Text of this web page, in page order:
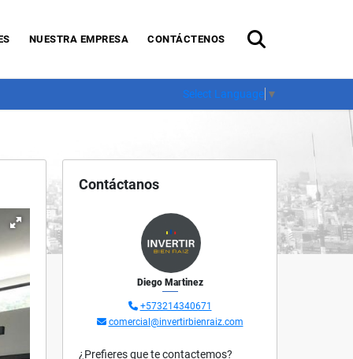
NUESTRA EMPRESA CONTÁCTENOS
Select Language ▼
Contáctanos
Diego Martinez
+573214340671
comercial@invertirbienraiz.com
¿Prefieres que te contactemos?